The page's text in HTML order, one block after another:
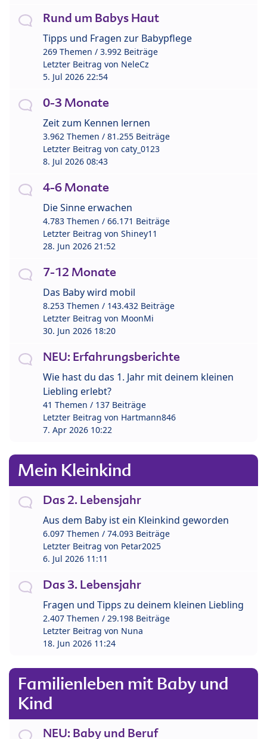
Rund um Babys Haut
Tipps und Fragen zur Babypflege
269 Themen / 3.992 Beiträge
Letzter Beitrag von NeleCz
5. Jul 2026 22:54
0-3 Monate
Zeit zum Kennen lernen
3.962 Themen / 81.255 Beiträge
Letzter Beitrag von caty_0123
8. Jul 2026 08:43
4-6 Monate
Die Sinne erwachen
4.783 Themen / 66.171 Beiträge
Letzter Beitrag von Shiney11
28. Jun 2026 21:52
7-12 Monate
Das Baby wird mobil
8.253 Themen / 143.432 Beiträge
Letzter Beitrag von MoonMi
30. Jun 2026 18:20
NEU: Erfahrungsberichte
Wie hast du das 1. Jahr mit deinem kleinen
Liebling erlebt?
41 Themen / 137 Beiträge
Letzter Beitrag von Hartmann846
7. Apr 2026 10:22
Mein Kleinkind
Das 2. Lebensjahr
Aus dem Baby ist ein Kleinkind geworden
6.097 Themen / 74.093 Beiträge
Letzter Beitrag von Petar2025
6. Jul 2026 11:11
Das 3. Lebensjahr
Fragen und Tipps zu deinem kleinen Liebling
2.407 Themen / 29.198 Beiträge
Letzter Beitrag von Nuna
18. Jun 2026 11:24
Familienleben mit Baby und
Kind
NEU: Baby und Beruf